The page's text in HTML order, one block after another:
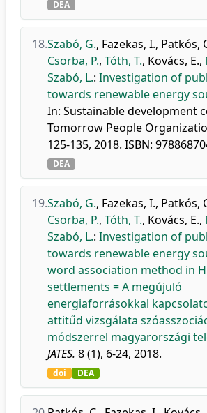
DEA
18.Szabó, G., Fazekas, I., Patkós,
Csorba, P., Tóth, T., Kovács, E.,
Szabó, L.: Investigation of
towards renewable energy
In: Sustainable development
Tomorrow People
125-135, 2018. ISBN:
DEA
19.Szabó, G., Fazekas, I., Patkós,
Csorba, P., Tóth, T., Kovács, E.,
Szabó, L.: Investigation of
towards renewable energy
word association method in
settlements = A megújuló
energiaforrásokkal
attitűd vizsgálata
módszerrel magyarországi
JATES. 8 (1), 6-24, 2018.
doi DEA